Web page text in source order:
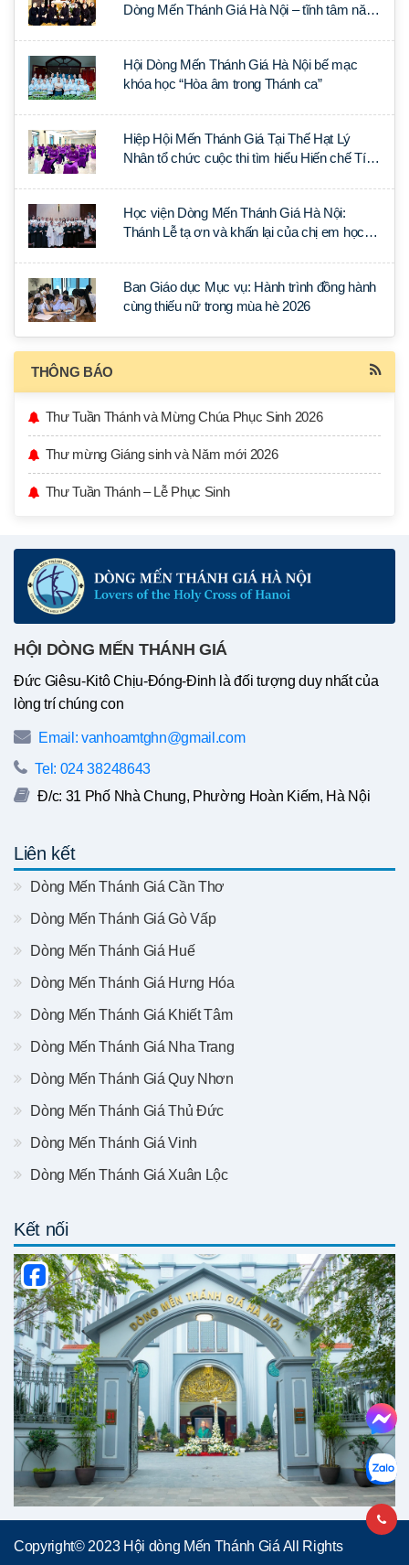
Dòng Mến Thánh Giá Hà Nội – tĩnh tâm năm
Hội Dòng Mến Thánh Giá Hà Nội bế mạc
khóa học “Hòa âm trong Thánh ca”
Hiệp Hội Mến Thánh Giá Tại Thế Hạt Lý
Nhân tổ chức cuộc thi tìm hiểu Hiến chế Tín
Học viện Dòng Mến Thánh Giá Hà Nội:
Thánh Lễ tạ ơn và khấn lại của chị em học
Ban Giáo dục Mục vụ: Hành trình đồng hành
cùng thiếu nữ trong mùa hè 2026
THÔNG BÁO
Thư Tuần Thánh và Mừng Chúa Phục Sinh 2026
Thư mừng Giáng sinh và Năm mới 2026
Thư Tuần Thánh – Lễ Phục Sinh
HỘI DÒNG MẾN THÁNH GIÁ
Đức Giêsu-Kitô Chịu-Đóng-Đinh là đối tượng duy nhất của
lòng trí chúng con
Email: vanhoamtghn@gmail.com
Tel: 024 38248643
Đ/c: 31 Phố Nhà Chung, Phường Hoàn Kiếm, Hà Nội
Liên kết
Dòng Mến Thánh Giá Cần Thơ
Dòng Mến Thánh Giá Gò Vấp
Dòng Mến Thánh Giá Huế
Dòng Mến Thánh Giá Hưng Hóa
Dòng Mến Thánh Giá Khiết Tâm
Dòng Mến Thánh Giá Nha Trang
Dòng Mến Thánh Giá Quy Nhơn
Dòng Mến Thánh Giá Thủ Đức
Dòng Mến Thánh Giá Vinh
Dòng Mến Thánh Giá Xuân Lộc
Kết nối
Copyright© 2023 Hội dòng Mến Thánh Giá All Rights